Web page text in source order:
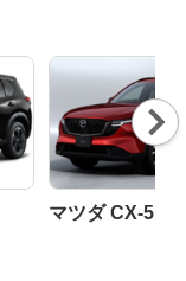
マツダ CX-5
Nex
t